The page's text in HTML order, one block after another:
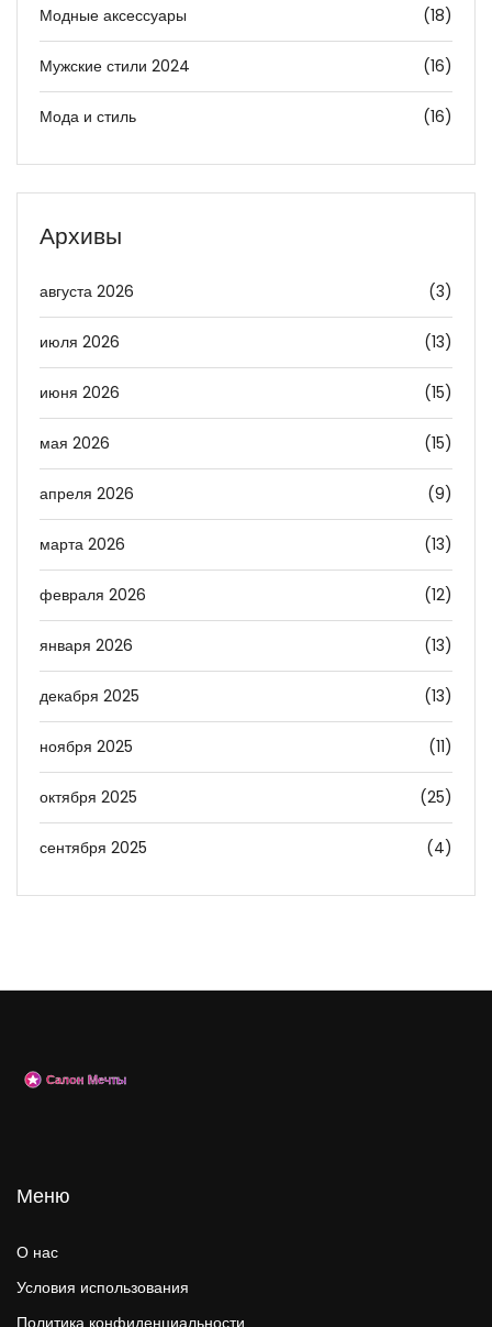
Модные аксессуары (18)
Мужские стили 2024 (16)
Мода и стиль (16)
Архивы
августа 2026 (3)
июля 2026 (13)
июня 2026 (15)
мая 2026 (15)
апреля 2026 (9)
марта 2026 (13)
февраля 2026 (12)
января 2026 (13)
декабря 2025 (13)
ноября 2025 (11)
октября 2025 (25)
сентября 2025 (4)
Меню
О нас
Условия использования